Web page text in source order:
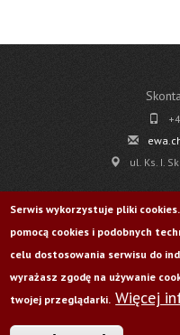
ul. Ks. I.
Serwis wykorzystuje pliki
pomocą cookies i podobnych
celu dostosowania serwisu do
wyrażasz zgodę na używanie
twojej przeglądarki. Więcej